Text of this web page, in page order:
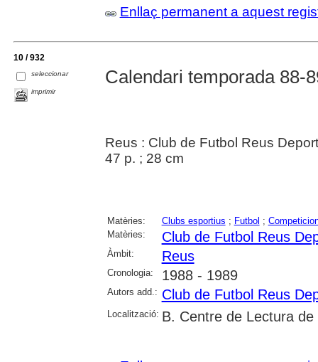
Enllaç permanent a aquest
10 / 932
seleccionar
imprimir
Calendari temporada 88-
Reus : Club de Futbol Reus
47 p. ; 28 cm
Matèries: Clubs esportius ; Futbol ;
Matèries:
Club de Futbol Reus
Àmbit: Reus
Cronologia: 1988 - 1989
Autors add.: Club de Futbol Reus
Localització: B. Centre de Lectura de